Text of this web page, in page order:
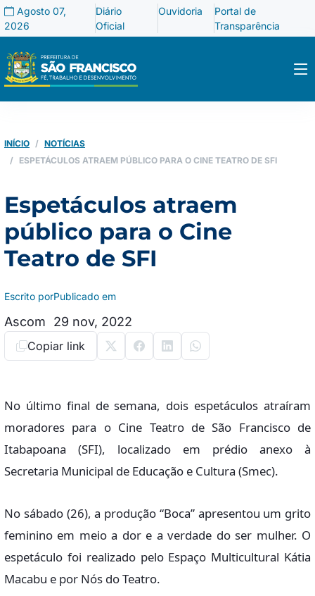
Agosto 07,
2026
Diário
Oficial
Ouvidoria
Portal de
Transparência
INÍCIO
NOTÍCIAS
ESPETÁCULOS ATRAEM PÚBLICO PARA O CINE TEATRO DE SFI
Espetáculos atraem
público para o Cine
Teatro de SFI
Escrito por
Ascom
Publicado em
29 nov, 2022
Copiar link
No último final de semana, dois espetáculos atraíram
moradores para o Cine Teatro de São Francisco de
Itabapoana (SFI), localizado em prédio anexo à
Secretaria Municipal de Educação e Cultura (Smec).
No sábado (26), a produção “Boca” apresentou um grito
feminino em meio a dor e a verdade do ser mulher. O
espetáculo foi realizado pelo Espaço Multicultural Kátia
Macabu e por Nós do Teatro.